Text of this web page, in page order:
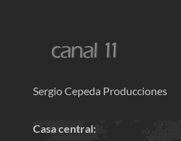
Sergio Cepeda Producciones
Casa central: